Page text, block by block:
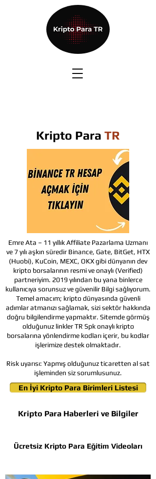
Ücretsiz Kripto Para Eğitim Videoları
Kripto Para Haberleri ve Bilgiler
En İyi Kripto Para Birimleri Listesi
Kripto Para TR
Emre Ata – 11 yıllık Affiliate Pazarlama Uzmanı
ve 7 yılı aşkın süredir Binance, Gate, BitGet, HTX
(Huobi), KuCoin, MEXC, OKX gibi dünyanın dev
kripto borsalarının resmi ve onaylı (Verified)
partneriyim. 2019 yılından bu yana binlerce
kullanıcıya sorunsuz ve güvenilir Bilgi sağlıyorum.
Temel amacım; kripto dünyasında güvenli
adımlar atmanızı sağlamak, sizi sektör hakkında
doğru bilgilendirme yapmaktır. Sitemde görmüş
olduğunuz linkler TR Spk onaylı kripto
borsalarına yönlendirme kodları içerir, bu kodlar
işlerimize destek olmaktadır.
Risk uyarısı: Yapmış olduğunuz ticaretten al sat
işleminden siz sorumlusunuz.